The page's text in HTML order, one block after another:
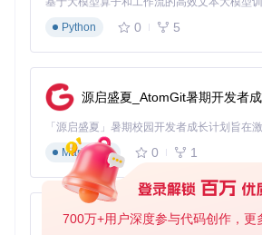
700万+用户深度参与代码创作，更
多账号管理，同时运营多个游戏账号
自定义自动化流程，满足个性化需求
准备工作：设备适配清单
配置项目
操作系统
处理器
Intel i3
内存
4GB
8GB
存储空间
100MB可用空间
Python
0 5
源启盛夏_AtomGit暑期开发者
Markdown
0 1
py-xiaozhi